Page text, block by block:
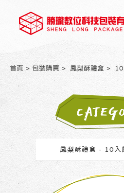
首頁 包裝購買 鳳梨酥禮盒 10
鳳梨酥禮盒 - 10入